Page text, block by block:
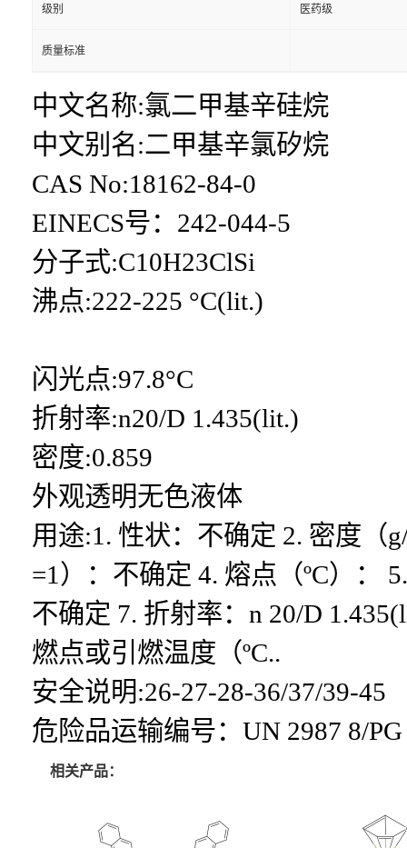
级别 医药级
质量标准
中文名称:氯二甲基辛硅烷
中文别名:二甲基辛氯矽烷
CAS No:18162-84-0
EINECS号：242-044-5
分子式:C10H23ClSi
沸点:222-225 °C(lit.)
闪光点:97.8°C
折射率:n20/D 1.435(lit.)
密度:0.859
外观透明无色液体
用途:1. 性状：不确定 2. 密度
=1）：不确定 4. 熔点（ºC）：
不确定 7. 折射率：n 20/D
燃点或引燃温度（ºC..
安全说明:26-27-28-36/37/39-45
危险品运输编号：UN 2987 8/PG
相关产品：